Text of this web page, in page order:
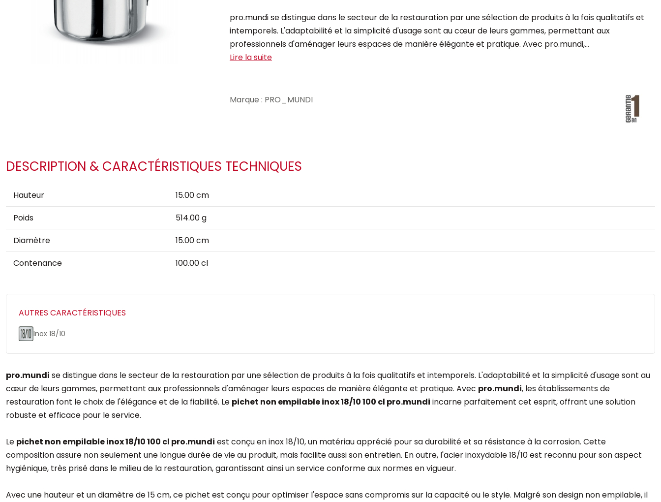
pro.mundi se distingue dans le secteur de la restauration par une sélection de produits à la fois qualitatifs et
intemporels. L'adaptabilité et la simplicité d'usage sont au cœur de leurs gammes, permettant aux
professionnels d'aménager leurs espaces de manière élégante et pratique. Avec pro.mundi,...
Lire la suite
Marque : PRO_MUNDI
DESCRIPTION & CARACTÉRISTIQUES TECHNIQUES
Hauteur
15.00 cm
Poids
514.00 g
Diamètre
15.00 cm
Contenance
100.00 cl
AUTRES CARACTÉRISTIQUES
Inox 18/10
pro.mundi se distingue dans le secteur de la restauration par une sélection de produits à la fois qualitatifs et intemporels. L'adaptabilité et la simplicité d'usage sont au
cœur de leurs gammes, permettant aux professionnels d'aménager leurs espaces de manière élégante et pratique. Avec pro.mundi, les établissements de
restauration font le choix de l'élégance et de la fiabilité. Le pichet non empilable inox 18/10 100 cl pro.mundi incarne parfaitement cet esprit, offrant une solution
robuste et efficace pour le service.
Le pichet non empilable inox 18/10 100 cl pro.mundi est conçu en inox 18/10, un matériau apprécié pour sa durabilité et sa résistance à la corrosion. Cette
composition assure non seulement une longue durée de vie au produit, mais facilite aussi son entretien. En outre, l'acier inoxydable 18/10 est reconnu pour son aspect
hygiénique, très prisé dans le milieu de la restauration, garantissant ainsi un service conforme aux normes en vigueur.
Avec une hauteur et un diamètre de 15 cm, ce pichet est conçu pour optimiser l'espace sans compromis sur la capacité ou le style. Malgré son design non empilable, il